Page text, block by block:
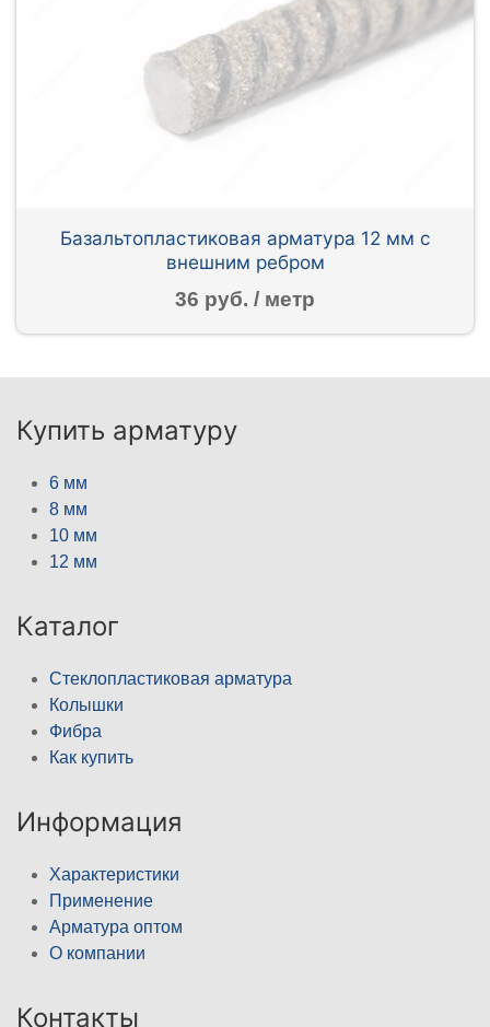
Базальтопластиковая арматура 12 мм с
внешним ребром
36 руб. / метр
Купить арматуру
6 мм
8 мм
10 мм
12 мм
Каталог
Стеклопластиковая арматура
Колышки
Фибра
Как купить
Информация
Характеристики
Применение
Арматура оптом
О компании
Контакты